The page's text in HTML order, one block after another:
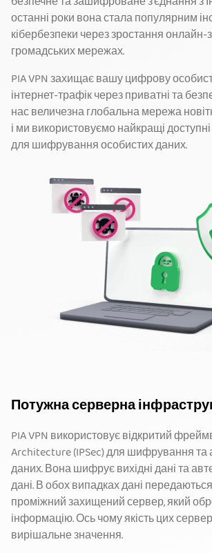
останні роки вона стала популярним
кібербезпеки через зростання онлайн-
громадських мережах.
PIA VPN захищає вашу цифрову
інтернет-трафік через приватні та
нас величезна глобальна мережа
і ми використовуємо найкращі
для шифрування особистих даних.
Потужна серверна
PIA VPN використовує відкритий
Architecture (IPSec) для шифрування та
даних. Вона шифрує вихідні дані та
дані. В обох випадках дані
проміжний захищений сервер, який
інформацію. Ось чому якість цих
вирішальне значення.